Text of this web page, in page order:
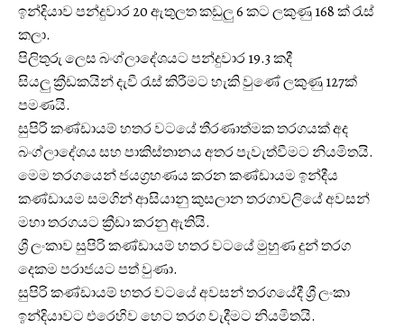
ඉන්දියාව පන්දුවාර 20 ඇතුලත කඩුලු 6 කට ලකුණු 168 ක් රැස්
කලා.
පිලිතුරු ලෙස බංග්ලාදේශයට පන්දුවාර 19.3 කදී
සියලු ක්‍රීඩකයින් දැවී රැස් කිරීමට හැකි වුණේ ලකුණු 127ක්
පමණයි.
සුපිරි කණ්ඩායම් හතර වටයේ තීරණාත්මක තරගයක් අද
බංග්ලාදේශය සහ පාකිස්තානය අතර පැවැත්වීමට නියමිතයි.
මෙම තරගයෙන් ජයග්‍රහණය කරන කණ්ඩායම ඉන්දීය
කණ්ඩායම සමගින් ආසියානු කුසලාන තරගාවලියේ අවසන්
මහා තරගයට ක්‍රීඩා කරනු ඇතියි.
ශ්‍රී ලංකාව සුපිරි කණ්ඩායම් හතර වටයේ මුහුණ දුන් තරග
දෙකම පරාජයට පත් වුණා.
සුපිරි කණ්ඩායම් හතර වටයේ අවසන් තරගයේදී ශ්‍රී ලංකා
ඉන්දියාවට එරෙහිව හෙට තරග වැදීමට නියමිතයි.